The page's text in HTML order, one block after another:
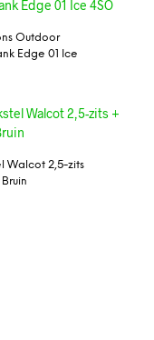
Outdoor
Edge 01 Ice
Walcot 2,5-zits